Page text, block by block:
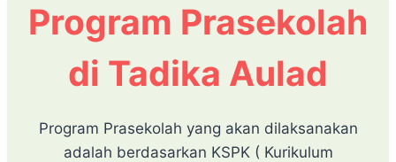
Program Prasekolah
di Tadika Aulad
Program Prasekolah yang akan dilaksanakan
adalah berdasarkan KSPK ( Kurikulum